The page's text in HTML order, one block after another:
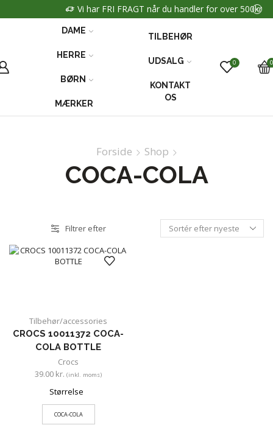
Vi har FRI FRAGT når du handler for over 500kr
DAME
HERRE
BØRN
MÆRKER
TILBEHØR
UDSALG
KONTAKT
OS
0 0
Forside Shop
COCA-COLA
Filtrer efter
Tilbehør/accessories
CROCS 10011372 COCA-
COLA BOTTLE
Crocs
39.00 kr. (inkl. moms)
Størrelse
COCA-COLA